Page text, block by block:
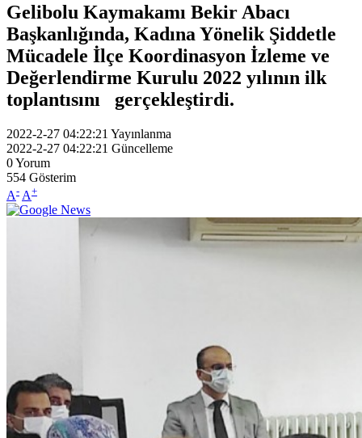
Gelibolu Kaymakamı Bekir Abacı
Başkanlığında, Kadına Yönelik Şiddetle
Mücadele İlçe Koordinasyon İzleme ve
Değerlendirme Kurulu 2022 yılının ilk
toplantısını gerçekleştirdi.
2022-2-27 04:22:21 Yayınlanma
2022-2-27 04:22:21 Güncelleme
0Yorum
554 Gösterim
A- A+